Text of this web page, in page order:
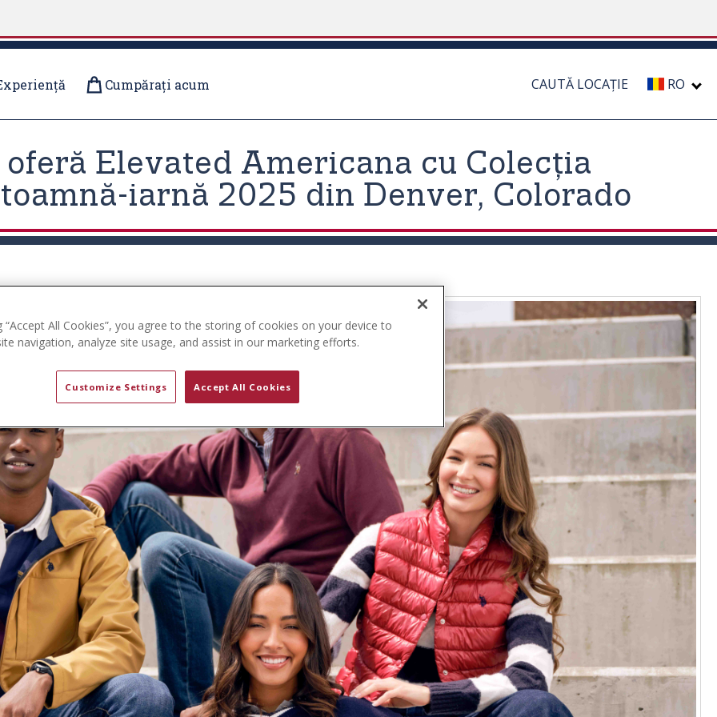
Cumpărați acum CAUTĂ LOCAȚIE RO
oferă Elevated Americana cu Colecția
iarnă 2025 din Denver, Colorado
“Accept All Cookies”, you agree to the storing of cookies on your device to
navigation, analyze site usage, and assist in our marketing efforts.
Customize Settings Accept All Cookies